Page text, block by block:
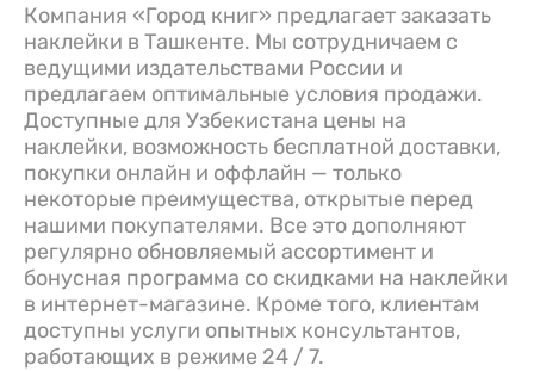
Компания «Город книг» предлагает заказать
наклейки в Ташкенте. Мы сотрудничаем с
ведущими издательствами России и
предлагаем оптимальные условия продажи.
Доступные для Узбекистана цены на
наклейки, возможность бесплатной доставки,
покупки онлайн и оффлайн — только
некоторые преимущества, открытые перед
нашими покупателями. Все это дополняют
регулярно обновляемый ассортимент и
бонусная программа со скидками на наклейки
в интернет-магазине. Кроме того, клиентам
доступны услуги опытных консультантов,
работающих в режиме 24 / 7.